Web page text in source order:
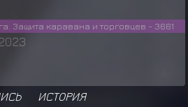
Защита каравана и торговцев - 3661
ИСТОРИЯ